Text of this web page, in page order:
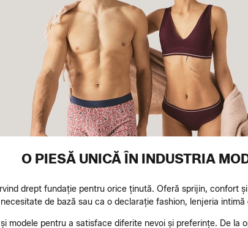
O PIESĂ UNICĂ ÎN INDUSTRIA
drept fundație pentru orice ținută. Oferă sprijin, confort
de bază sau ca o declarație fashion, lenjeria
modele pentru a satisface diferite nevoi și preferințe. De la